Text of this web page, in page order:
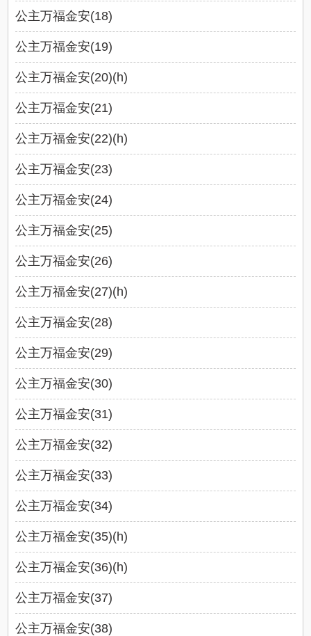
公主万福金安(18)
公主万福金安(19)
公主万福金安(20)(h)
公主万福金安(21)
公主万福金安(22)(h)
公主万福金安(23)
公主万福金安(24)
公主万福金安(25)
公主万福金安(26)
公主万福金安(27)(h)
公主万福金安(28)
公主万福金安(29)
公主万福金安(30)
公主万福金安(31)
公主万福金安(32)
公主万福金安(33)
公主万福金安(34)
公主万福金安(35)(h)
公主万福金安(36)(h)
公主万福金安(37)
公主万福金安(38)